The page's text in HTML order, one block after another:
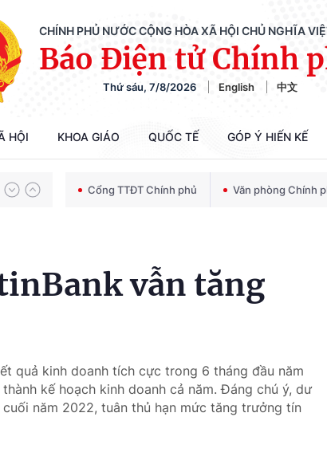
CHÍNH PHỦ NƯỚC CỘNG HÒA XÃ HỘI CHỦ NGHĨA
Báo Điện tử Chính
Thứ sáu, 7/8/2026 English 中文
HỘI KHOA GIÁO QUỐC TẾ GÓP Ý HIẾN KẾ
Cổng TTĐT Chính phủ Văn phòng Chính
vẫn tăng
quả kinh doanh tích cực trong 6 tháng đầu năm
kế hoạch kinh doanh cả năm. Đáng chú ý, dư
năm 2022, tuân thủ hạn mức tăng trưởng tín